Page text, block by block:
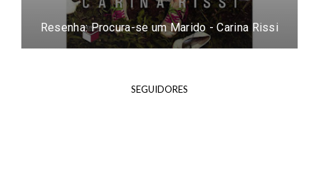
Resenha: Procura-se um Marido - Carina Rissi
SEGUIDORES